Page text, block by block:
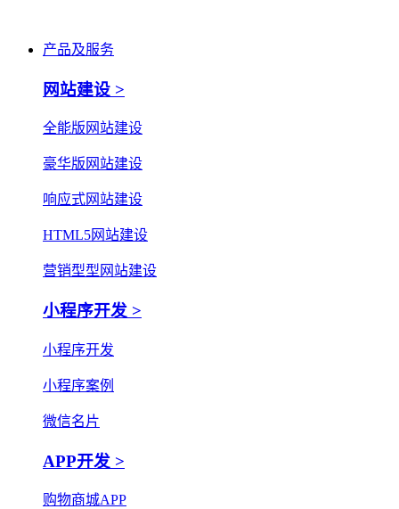
产品及服务
网站建设 >
全能版网站建设
豪华版网站建设
响应式网站建设
HTML5网站建设
营销型型网站建设
小程序开发 >
小程序开发
小程序案例
微信名片
APP开发 >
购物商城APP